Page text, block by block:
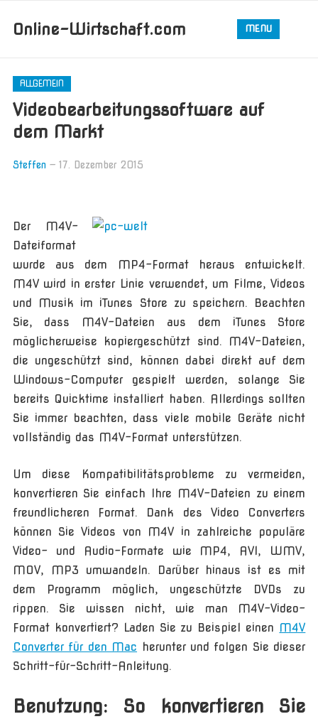
Online-Wirtschaft.com MENU
ALLGEMEIN
Videobearbeitungssoftware auf
dem Markt
Steffen— 17. Dezember 2015
Der M4V-
Dateiformat
wurde aus dem MP4-Format heraus entwickelt.
M4V wird in erster Linie verwendet, um Filme, Videos
und Musik im iTunes Store zu speichern. Beachten
Sie, dass M4V-Dateien aus dem iTunes Store
möglicherweise kopiergeschützt sind. M4V-Dateien,
die ungeschützt sind, können dabei direkt auf dem
Windows-Computer gespielt werden, solange Sie
bereits Quicktime installiert haben. Allerdings sollten
Sie immer beachten, dass viele mobile Geräte nicht
vollständig das M4V-Format unterstützen.
Um diese Kompatibilitätsprobleme zu vermeiden,
konvertieren Sie einfach Ihre M4V-Dateien zu einem
freundlicheren Format. Dank des Video Converters
können Sie Videos von M4V in zahlreiche populäre
Video- und Audio-Formate wie MP4, AVI, WMV,
MOV, MP3 umwandeln. Darüber hinaus ist es mit
dem Programm möglich, ungeschützte DVDs zu
rippen. Sie wissen nicht, wie man M4V-Video-
Format konvertiert? Laden Sie zu Beispiel einen M4V
Converter für den Mac herunter und folgen Sie dieser
Schritt-für-Schritt-Anleitung.
Benutzung: So konvertieren Sie